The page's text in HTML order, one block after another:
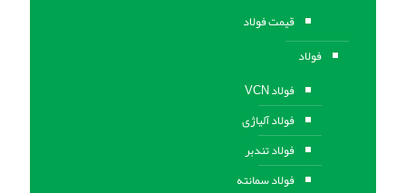
قیمت فولاد
فولاد
فولاد VCN
فولاد آلیاژی
فولاد تندبر
فولاد سمانته